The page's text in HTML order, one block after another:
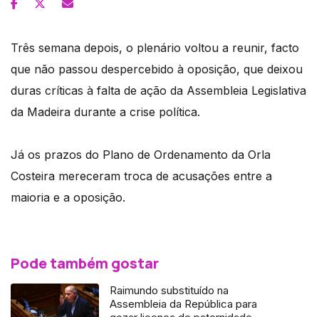
Três semana depois, o plenário voltou a reunir, facto
que não passou despercebido à oposição, que deixou
duras críticas à falta de ação da Assembleia Legislativa
da Madeira durante a crise política.
Já os prazos do Plano de Ordenamento da Orla
Costeira mereceram troca de acusações entre a
maioria e a oposição.
Pode também gostar
Raimundo substituído na
Assembleia da República para